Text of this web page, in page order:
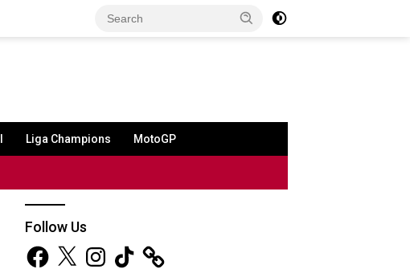
Liga Champions MotoGP
Follow Us
Facebook
X InstagramTikTok